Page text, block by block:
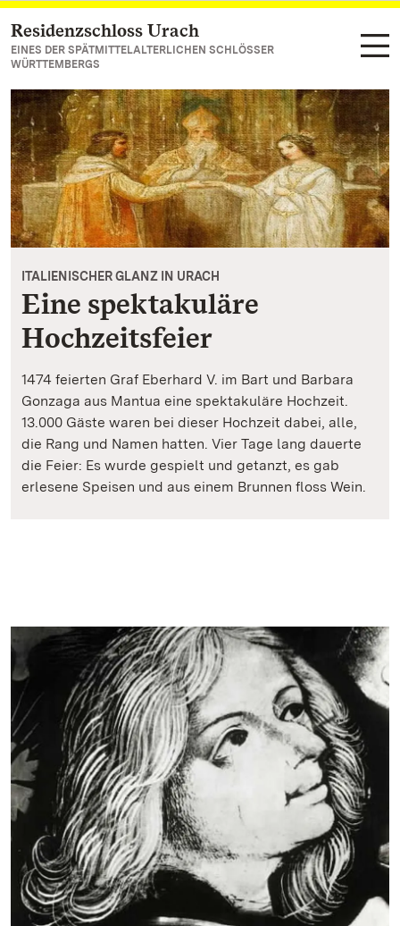
Zum Hauptinhalt springen
Residenzschloss Urach
EINES DER SPÄTMITTELALTERLICHEN SCHLÖSSER
WÜRTTEMBERGS
ITALIENISCHER GLANZ IN URACH
Eine spektakuläre
Hochzeitsfeier
1474 feierten Graf Eberhard V. im Bart und Barbara
Gonzaga aus Mantua eine spektakuläre Hochzeit.
13.000 Gäste waren bei dieser Hochzeit dabei, alle,
die Rang und Namen hatten. Vier Tage lang dauerte
die Feier: Es wurde gespielt und getanzt, es gab
erlesene Speisen und aus einem Brunnen floss Wein.